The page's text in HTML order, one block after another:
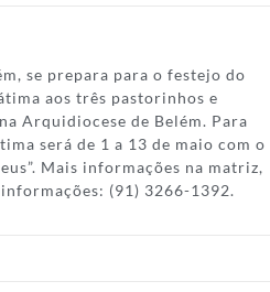
se prepara para o festejo do
aos três pastorinhos e
Arquidiocese de Belém. Para
será de 1 a 13 de maio com o
Mais informações na matriz,
(91) 3266-1392.